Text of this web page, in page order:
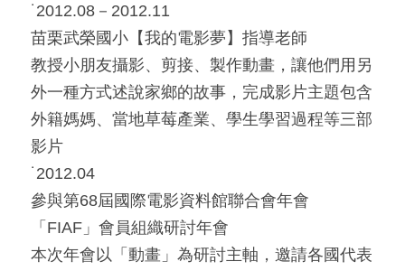
˙2012.08－2012.11
苗栗武榮國小【我的電影夢】指導老師
教授小朋友攝影、剪接、製作動畫，讓他們用另
外一種方式述說家鄉的故事，完成影片主題包含
外籍媽媽、當地草莓產業、學生學習過程等三部
影片
˙2012.04
參與第68屆國際電影資料館聯合會年會
「FIAF」會員組織研討年會
本次年會以「動畫」為研討主軸，邀請各國代表